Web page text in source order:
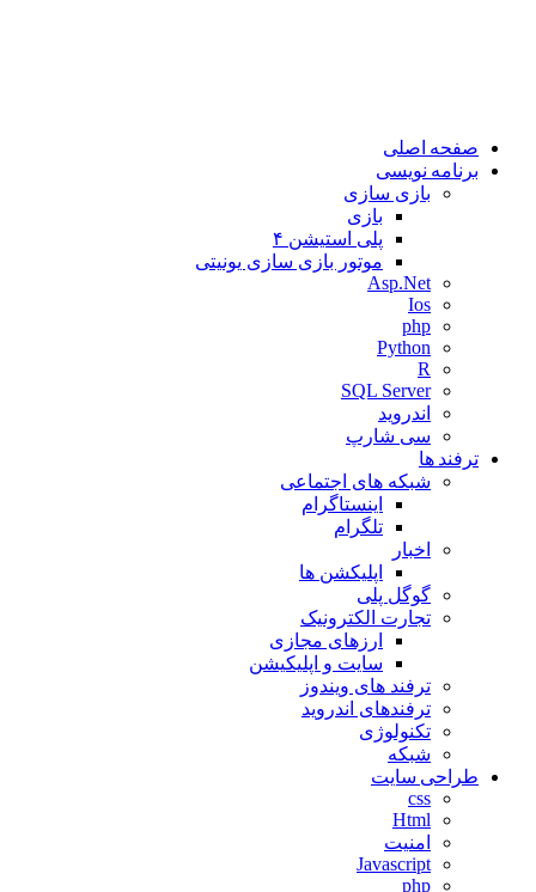
صفحه اصلی
برنامه نویسی
بازی سازی
بازی
پلی استیشن ۴
موتور بازی سازی یونیتی
Asp.Net
Ios
php
Python
R
SQL Server
اندروید
سی شارپ
ترفند ها
شبکه های اجتماعی
اینستاگرام
تلگرام
اخبار
اپلیکشن ها
گوگل پلی
تجارت الکترونیک
ارزهای مجازی
سایت و اپلیکیشن
ترفند های ویندوز
ترفندهای اندروید
تکنولوژی
شبکه
طراحی سایت
css
Html
امنیت
Javascript
php